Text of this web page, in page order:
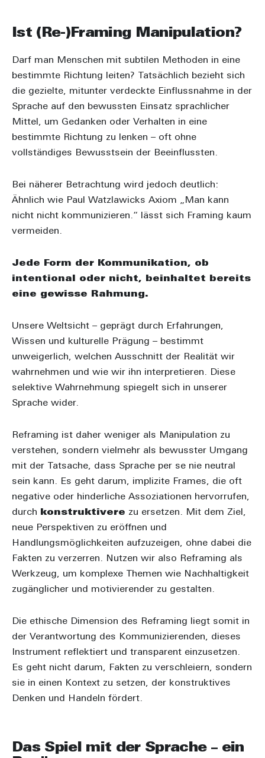
Ist (Re-)Framing Manipulation?
Darf man Menschen mit subtilen Methoden in eine
bestimmte Richtung leiten? Tatsächlich bezieht sich
die gezielte, mitunter verdeckte Einflussnahme in der
Sprache auf den bewussten Einsatz sprachlicher
Mittel, um Gedanken oder Verhalten in eine
bestimmte Richtung zu lenken – oft ohne
vollständiges Bewusstsein der Beeinflussten.
Bei näherer Betrachtung wird jedoch deutlich:
Ähnlich wie Paul Watzlawicks Axiom „Man kann
nicht nicht kommunizieren.“ lässt sich Framing kaum
vermeiden.
Jede Form der Kommunikation, ob
intentional oder nicht, beinhaltet bereits
eine gewisse Rahmung.
Unsere Weltsicht – geprägt durch Erfahrungen,
Wissen und kulturelle Prägung – bestimmt
unweigerlich, welchen Ausschnitt der Realität wir
wahrnehmen und wie wir ihn interpretieren. Diese
selektive Wahrnehmung spiegelt sich in unserer
Sprache wider.
Reframing ist daher weniger als Manipulation zu
verstehen, sondern vielmehr als bewusster Umgang
mit der Tatsache, dass Sprache per se nie neutral
sein kann. Es geht darum, implizite Frames, die oft
negative oder hinderliche Assoziationen hervorrufen,
durch
konstruktivere zu ersetzen. Mit dem Ziel,
neue Perspektiven zu eröffnen und
Handlungsmöglichkeiten aufzuzeigen, ohne dabei die
Fakten zu verzerren. Nutzen wir also Reframing als
Werkzeug, um komplexe Themen wie Nachhaltigkeit
zugänglicher und motivierender zu gestalten.
Die ethische Dimension des Reframing liegt somit in
der Verantwortung des Kommunizierenden, dieses
Instrument reflektiert und transparent einzusetzen.
Es geht nicht darum, Fakten zu verschleiern, sondern
sie in einen Kontext zu setzen, der konstruktives
Denken und Handeln fördert.
Das Spiel mit der Sprache – ein